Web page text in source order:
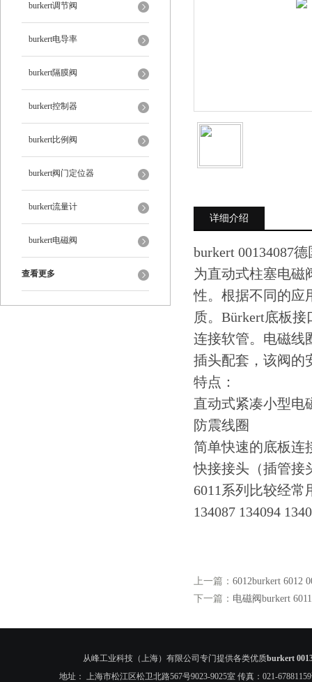
burkert调节阀
burkert电导率
burkert隔膜阀
burkert控制器
burkert比例阀
burkert阀门定位器
burkert流量计
burkert电磁阀
查看更多
详细介绍
burkert 00134087
为直动式柱塞电磁
性。根据不同的应
质。Bürkert底板
连接软管。电磁线
插头配套，该阀的
特点：
直动式紧凑小型电
防震线圈
简单快速的底板连
快接接头（插管接
6011系列比较经
134087 134094
上一篇： 6012burkert 6012
下一篇： 电磁阀burkert
从峰工业科技（上海）有限公司专门提供各类优质burkert
地址： 上海市松江区松卫北路567号9023-9025室 传真：021-